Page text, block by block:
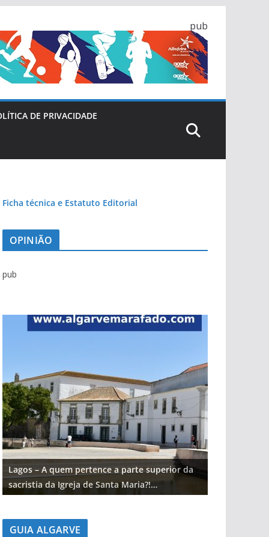
pub
DE PRIVACIDADE
Ficha técnica e Estatuto Editorial
OPINIÃO
pub
Lagos – A quem pertence a parte superior da
sacristia da Igreja de Santa Maria?!…
GUIA ALGARVE